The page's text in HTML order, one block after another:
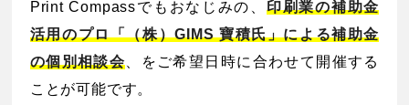
Print Compassでもおなじみの、 印刷業の補助金
活用のプロ「（株）GIMS 寶積氏」による補助金
の個別相談会 、をご希望日時に合わせて開催する
ことが可能です。